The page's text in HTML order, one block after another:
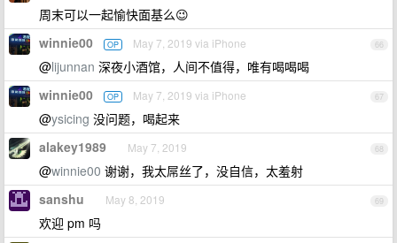
周末可以一起愉快面基么😉
66
winnie00 OP May 7, 2019 via iPhone
@lijunnan 深夜小酒馆，人间不值得，唯有喝喝喝
67
winnie00 OP May 7, 2019 via iPhone
@ysicing 没问题，喝起来
68
alakey1989 May 7, 2019
@winnie00 谢谢，我太屌丝了，没自信，太羞射
69
sanshu May 8, 2019
欢迎 pm 吗